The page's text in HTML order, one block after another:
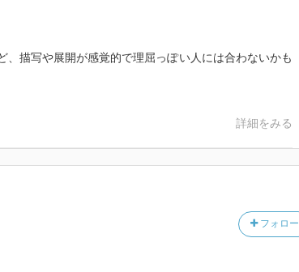
、描写や展開が感覚的で理屈っぽい人には合わないかも
詳細をみる
フォロー